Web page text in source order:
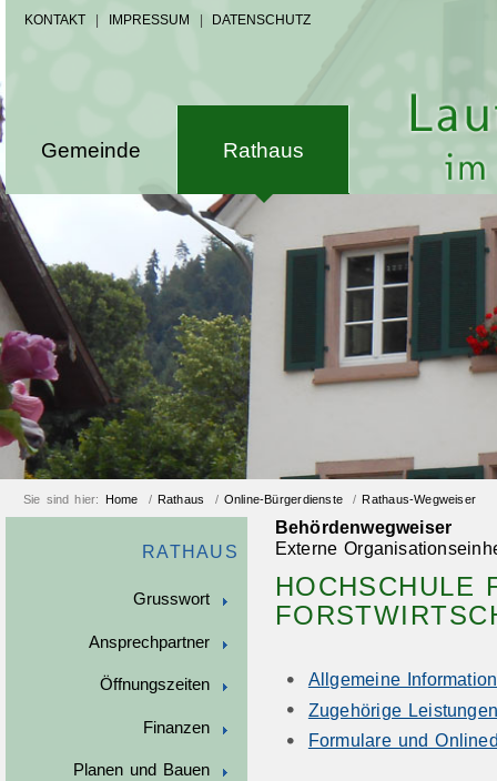
KONTAKT IMPRESSUM DATENSCHUTZ
Gemeinde Rathaus
Sie sind hier: Home / Rathaus / Online-Bürgerdienste / Rathaus-Wegweiser
RATHAUS
Grusswort
Ansprechpartner
Öffnungszeiten
Finanzen
Planen und Bauen
Behördenwegweiser
Externe
HOCHSCHULE
Allgemeine
Zugehörige
Formulare und